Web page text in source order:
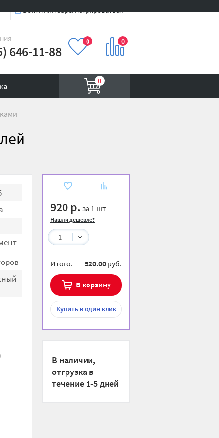
Войти или зарегистрироваться
646-11-88
0 0
0
Вход на сайт
920 р. за 1 шт
Нашли дешевле?
1
Итого: 920.00 руб.
В корзину
Купитьв один клик
В наличии,
отгрузка в
течение 1-5 дней